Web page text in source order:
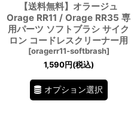
【送料無料】オラージュ
Orage RR11 / Orage RR35 専
用パーツ ソフトブラシ サイク
ロン コードレスクリーナー用
[oragerr11-softbrash]
1,590円(税込)
オプション選択